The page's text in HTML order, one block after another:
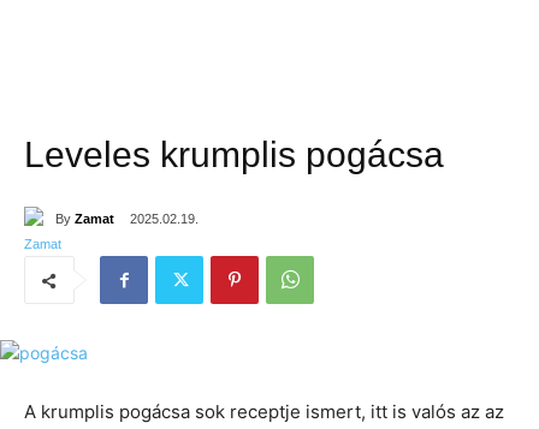
Leveles krumplis pogácsa
By Zamat 2025.02.19.
A krumplis pogácsa sok receptje ismert, itt is valós az az